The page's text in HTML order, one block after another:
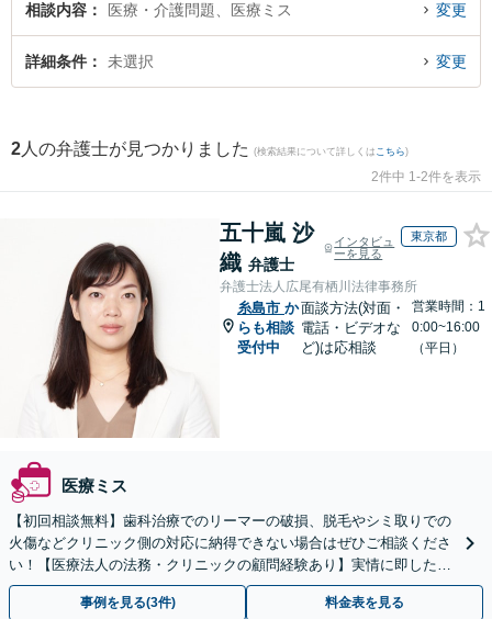
弁護士を検索したい』『初回相談無料で医療ミスを法律相談できる糸島市内の
弁護士に相談予約したい』などでお困りの相談者さんにおすすめです。
相談内容 医療・介護問題、医療ミス 変更
詳細条件 未選択 変更
2 人の弁護士が見つかりました (検索結果について詳しくは こちら)
2件中 1-2件を表示
五十嵐 沙
織 弁護士
インタビュ
ーを見る
東京都
弁護士法人広尾有栖川法律事務所
糸島市 か
らも相談
受付中
面談方法(対面・
電話・ビデオな
ど)は応相談
営業時間：1
0:00~16:00
（平日）
医療ミス
【初回相談無料】歯科治療でのリーマーの破損、脱毛やシミ取りでの
火傷などクリニック側の対応に納得できない場合はぜひご相談くださ
い！【医療法人の法務・クリニックの顧問経験あり】実情に即したア
ドバイスで、納得のできるトラブルの解決を目指します。
事例を見る(3件) 料金表を見る